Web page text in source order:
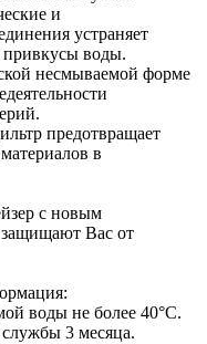
и
устраняет
привкусы воды.
несмываемой форме
предотвращает
в
с новым
Вас от
воды не более 40°С.
3 месяца.